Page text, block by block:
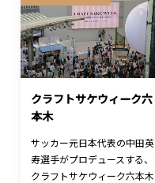
クラフトサケウィーク六
本木
サッカー元日本代表の中田英
寿選手がプロデュースする、
クラフトサケウィーク六本木